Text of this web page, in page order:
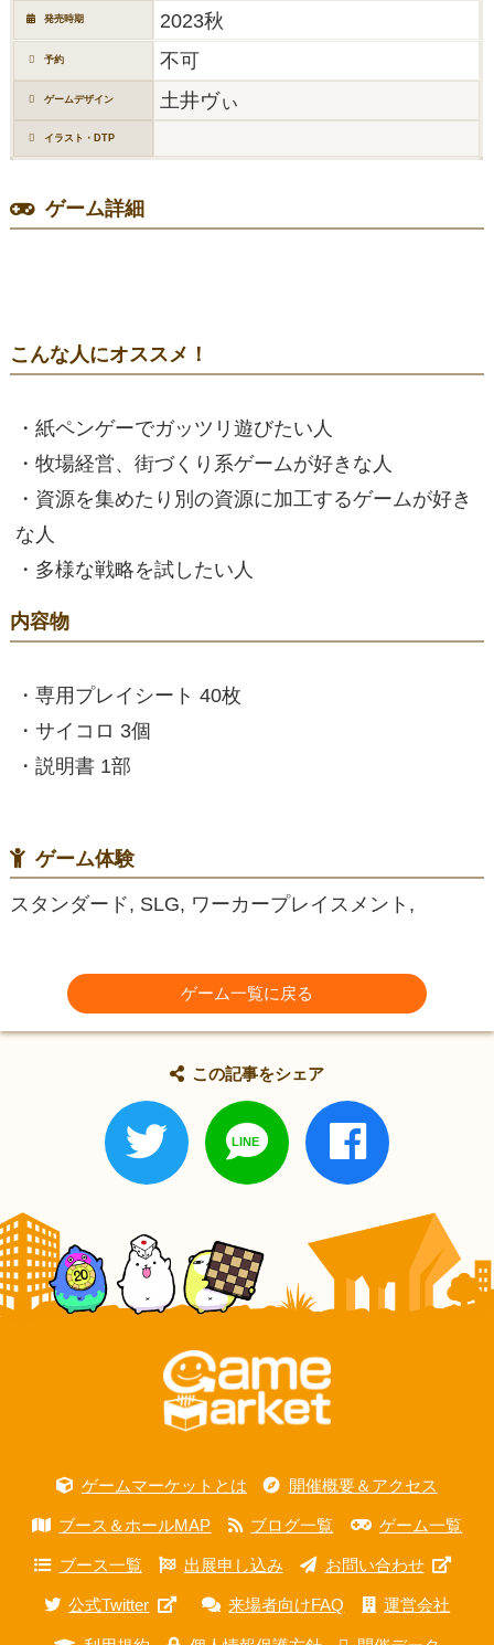
発売時期 2023秋
予約 不可
ゲームデザイン 土井ヴぃ
イラスト・DTP
ゲーム詳細
こんな人にオススメ！
・紙ペンゲーでガッツリ遊びたい人
・牧場経営、街づくり系ゲームが好きな人
・資源を集めたり別の資源に加工するゲームが好き
な人
・多様な戦略を試したい人
内容物
・専用プレイシート 40枚
・サイコロ 3個
・説明書 1部
ゲーム体験
スタンダード, SLG, ワーカープレイスメント,
ゲーム一覧に戻る
この記事をシェア
ゲームマーケットとは 開催概要＆アクセス
ブース＆ホールMAP ブログ一覧 ゲーム一覧
ブース一覧 出展申し込み お問い合わせ
公式Twitter 来場者向けFAQ 運営会社